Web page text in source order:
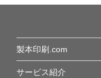
製本印刷.com
サービス紹介